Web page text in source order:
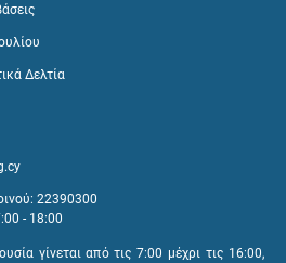
Δελτία
22390300
- 18:00
γίνεται από τις 7:00 μέχρι τις 16:00,